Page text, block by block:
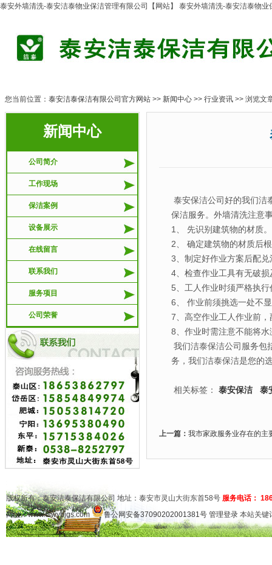
泰安外墙清洗-泰安洁泰物业保洁管理有限公司【网站】 泰安外墙清洗-泰安洁泰物
您当前位置： 泰安洁泰保洁有限公司官方网站>> 新闻中心>> 行业资讯>> 浏览文
新闻中心
公司简介
工作现场
保洁案例
设备展示
在线留言
联系我们
服务项目
公司荣誉
泰
泰安保洁公司好的我们洁
保洁服务。外墙清洗注意
1、 先识别建筑物的材质。
2、 确定建筑物的材质后
3、制定好作业方案后配
4、检查作业工具有无破
5、工人作业时须严格执
6、 作业前须挑选一处不
7、高空作业工人作业前
8、作业时需注意不能将
我们洁泰保洁公司服务包
务，我们洁泰保洁是您的
相关标签： 泰安保洁 泰
上一篇： 我市家政服务业存在的主
版权所有：泰安洁泰保洁有限公司 地址：泰安市灵山大街东首58号 服务电话：
网址：www.tswybjgs.com 鲁公网安备37090202001381号 管理登录 本站关键